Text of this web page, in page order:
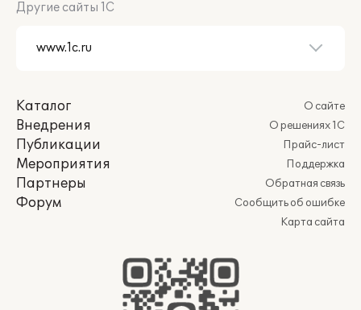
Другие сайты 1С
Каталог
Внедрения
Публикации
Мероприятия
Партнеры
Форум
О сайте
О решениях 1С
Прайс-лист
Поддержка
Обратная связь
Сообщить об ошибке
Карта сайта